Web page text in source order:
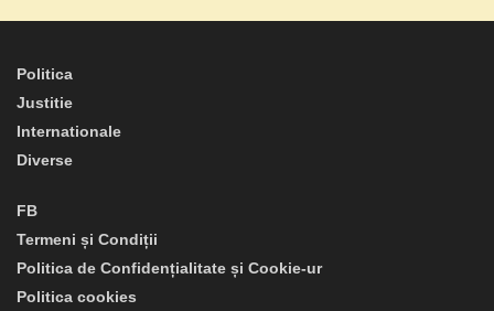
Politica
Justitie
Internationale
Diverse
FB
Termeni și Condiții
Politica de Confidențialitate și Cookie-ur
Politica cookies